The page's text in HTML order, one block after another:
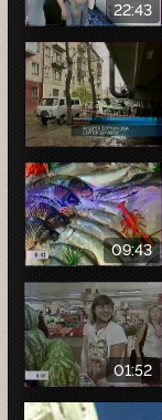
22:43
09:43
01:52